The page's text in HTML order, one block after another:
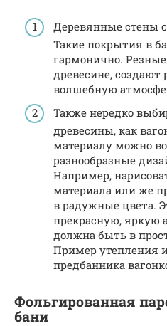
Деревянные стены
Такие покрытия в
гармонично.
древесине,
волшебную
Также нередко
древесины, как
материалу можно
разнообразные
Например,
материала или же
в радужные цвета.
прекрасную, яркую
должна быть в
Пример утепления
предбанника
Фольгированная
бани